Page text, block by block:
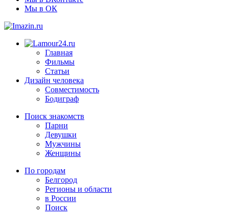
Мы в ОК
Главная
Фильмы
Статьи
Дизайн человека
Совместимость
Бодиграф
Поиск знакомств
Парни
Девушки
Мужчины
Женщины
По городам
Белгород
Регионы и области
в России
Поиск